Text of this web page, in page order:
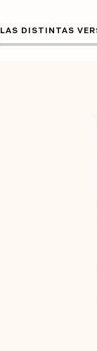
LAS DISTINTAS